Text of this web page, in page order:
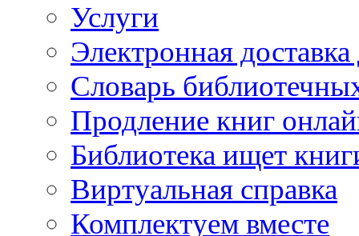
Услуги
Электронная
Словарь
Продление книг
Библиотека ищет
Виртуальная справка
Комплектуем вместе